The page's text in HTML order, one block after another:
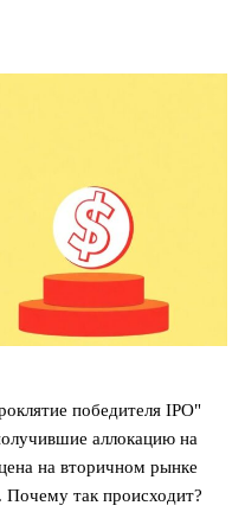
победителя IPO"
аллокацию на
на вторичном рынке
Почему так происходит?